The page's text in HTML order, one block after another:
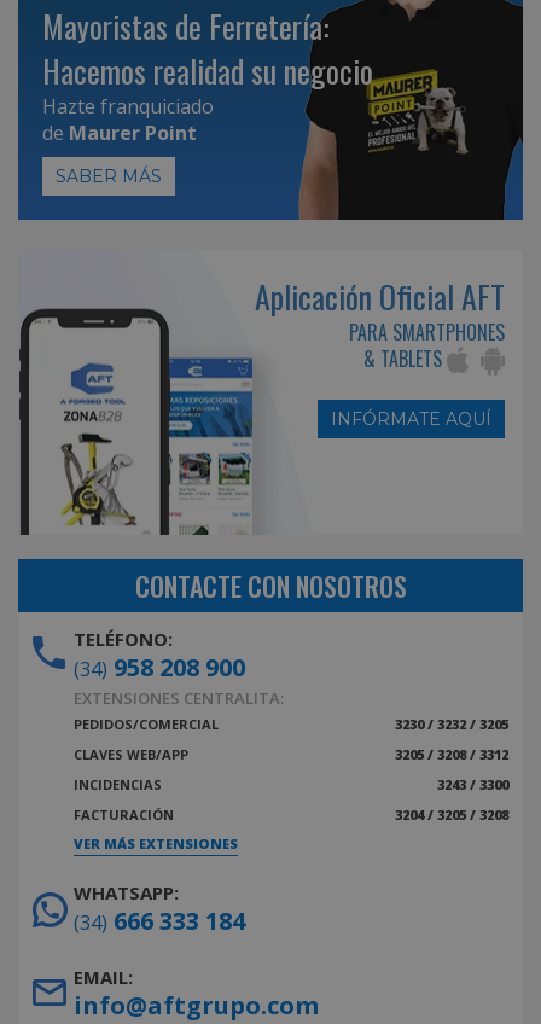
Mayoristas de Ferretería:
Hacemos realidad su negocio
Hazte franquiciado
de Maurer Point
SABER MÁS
Aplicación Oficial AFT
PARA SMARTPHONES
& TABLETS
INFÓRMATE AQUÍ
CONTACTE CON NOSOTROS
TELÉFONO:
(34) 958 208 900
EXTENSIONES CENTRALITA:
PEDIDOS/COMERCIAL
3230 / 3232 / 3205
CLAVES WEB/APP
3205 / 3208 / 3312
INCIDENCIAS
3243 / 3300
FACTURACIÓN
3204 / 3205 / 3208
VER MÁS EXTENSIONES
WHATSAPP:
(34) 666 333 184
EMAIL:
info@aftgrupo.com